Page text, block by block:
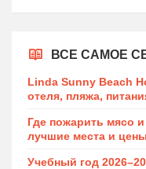
ВСЕ САМОЕ
Linda Sunny Beach
отеля, пляжа,
Где пожарить мясо
лучшие места и
Учебный год